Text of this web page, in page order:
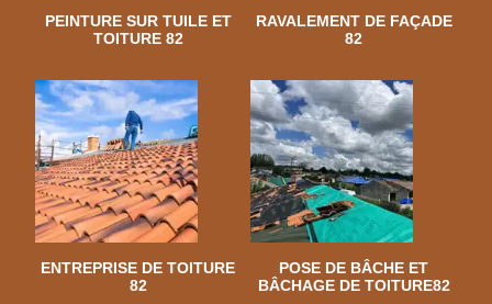
PEINTURE SUR TUILE ET
TOITURE 82
RAVALEMENT DE FAÇADE
82
ENTREPRISE DE TOITURE
82
POSE DE BÂCHE ET
BÂCHAGE DE TOITURE82